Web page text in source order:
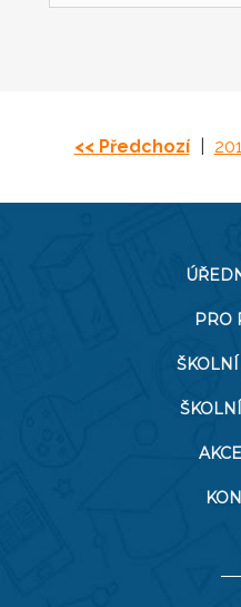
<< Předchozí
PRO